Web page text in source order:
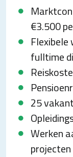
€3.500
Flexibele
fulltime
25
Werken
projecten